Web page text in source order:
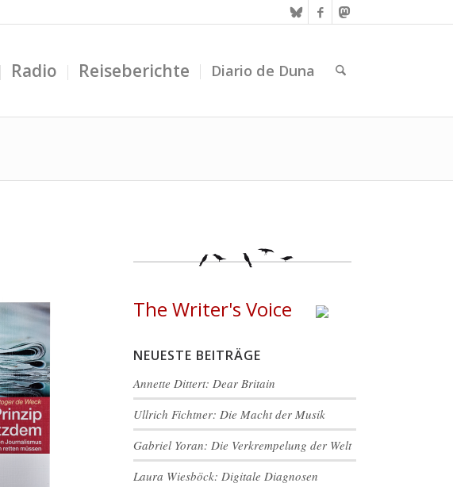
Radio Reiseberichte Diario de Duna
The Writer's Voice
NEUESTE BEITRÄGE
Annette Dittert: Dear Britain
Ullrich Fichtner: Die Macht der Musik
Gabriel Yoran: Die Verkrempelung der Welt
Laura Wiesböck: Digitale Diagnosen